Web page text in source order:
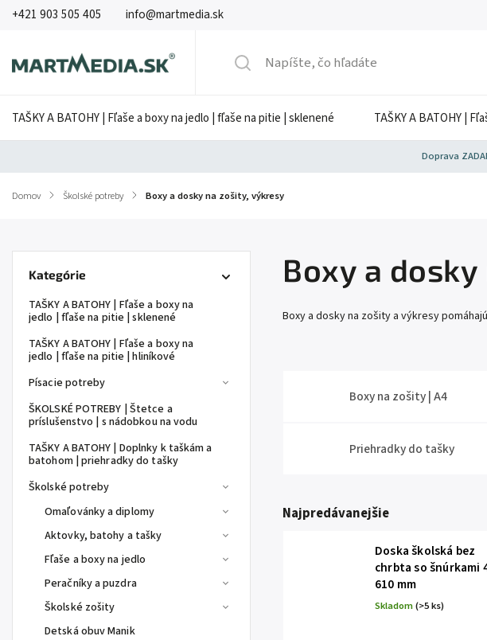
+421 903 505 405 info@martmedia.sk
TAŠKY A BATOHY | Fľaše a boxy na jedlo | fľaše na pitie | sklenené TAŠKY A BATOHY |
Doprava
Domov / Školské potreby / Boxy a dosky na zošity, výkresy
Kategórie
TAŠKY A BATOHY | Fľaše a boxy na
jedlo | fľaše na pitie | sklenené
TAŠKY A BATOHY | Fľaše a boxy na
jedlo | fľaše na pitie | hliníkové
Písacie potreby
ŠKOLSKÉ POTREBY | Štetce a
príslušenstvo | s nádobkou na vodu
TAŠKY A BATOHY | Doplnky k taškám a
batohom | priehradky do tašky
Školské potreby
Omaľovánky a diplomy
Aktovky, batohy a tašky
Fľaše a boxy na jedlo
Peračníky a puzdra
Školské zošity
Detská obuv Manik
Boxy a
Boxy a dosky na zošity a výkresy
Boxy na zošity | A4
Priehradky do tašky
Najpredávanejšie
Doska školská bez
chrbta so šnúrkami
610 mm
Skladom(>5 ks)